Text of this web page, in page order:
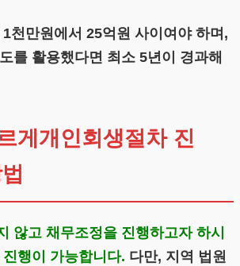
천만원에서 25억원 사이여야 하며,
를 활용했다면 최소 5년이 경과해
게개인회생절차 진
않고 채무조정을 진행하고자 하시
행이 가능합니다. 다만, 지역 법원